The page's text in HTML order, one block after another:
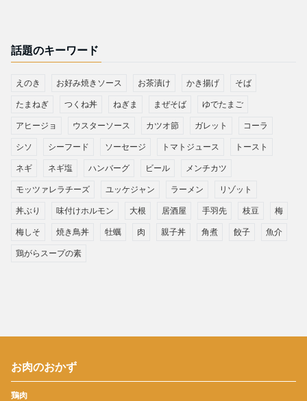
話題のキーワード
えのき お好み焼きソース お茶漬け かき揚げ そば
たまねぎ つくね丼 ねぎま まぜそば ゆでたまご
アヒージョ ウスターソース カツオ節 ガレット コーラ
シソ シーフード ソーセージ トマトジュース トースト
ネギ ネギ塩 ハンバーグ ビール メンチカツ
モッツァレラチーズ ユッケジャン ラーメン リゾット
丼ぶり 味付けホルモン 大根 居酒屋 手羽先 枝豆 梅
梅しそ 焼き鳥丼 牡蠣 肉 親子丼 角煮 餃子 魚介
鶏がらスープの素
お肉のおかず
鶏肉